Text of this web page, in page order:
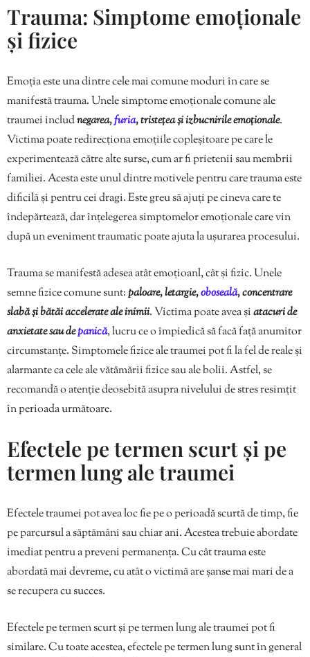
Trauma: Simptome emoționale
și fizice
Emoția este una dintre cele mai comune moduri în care se
manifestă trauma. Unele simptome emoționale comune ale
traumei includnegarea,furia, tristețea și izbucnirile emoționale.
Victima poate redirecționa emoțiile copleșitoare pe care le
experimentează către alte surse, cum ar fi prietenii sau membrii
familiei. Acesta este unul dintre motivele pentru care trauma este
dificilă și pentru cei dragi. Este greu să ajuți pe cineva care te
îndepărtează, dar înțelegerea simptomelor emoționale care vin
după un eveniment traumatic poate ajuta la ușurarea procesului.
Trauma se manifestă adesea atât emoțioanl, cât și fizic. Unele
semne fizice comune sunt:paloare, letargie,oboseală, concentrare
slabă și bătăi accelerate ale inimii. Victima poate avea șiatacuri de
anxietate sau depanică, lucru ce o împiedică să facă față anumitor
circumstanțe. Simptomele fizice ale traumei pot fi la fel de reale și
alarmante ca cele ale vătămării fizice sau ale bolii. Astfel, se
recomandă o atenție deosebită asupra nivelului de stres resimțit
în perioada următoare.
Efectele pe termen scurt și pe
termen lung ale traumei
Efectele traumei pot avea loc fie pe o perioadă scurtă de timp, fie
pe parcursul a săptămâni sau chiar ani. Acestea trebuie abordate
imediat pentru a preveni permanența. Cu cât trauma este
abordată mai devreme, cu atât o victimă are șanse mai mari de a
se recupera cu succes.
Efectele pe termen scurt și pe termen lung ale traumei pot fi
similare. Cu toate acestea, efectele pe termen lung sunt în general